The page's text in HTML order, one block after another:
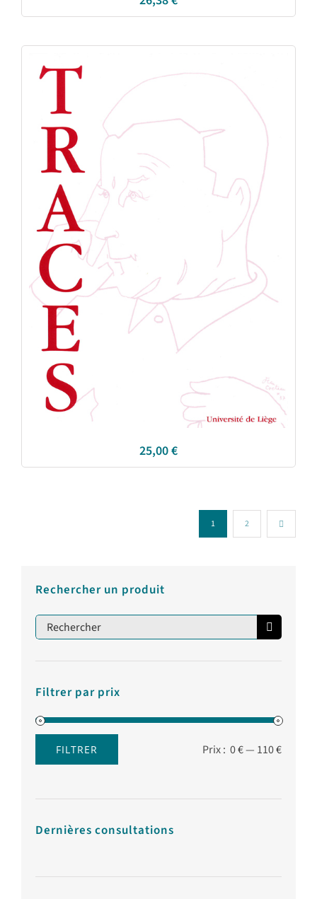
25,00€
1 2
Rechercher un produit
Rechercher:
Filtrer par prix
FILTRER Prix : 0 €— 110 €
Dernières consultations